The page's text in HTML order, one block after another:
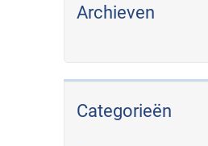
Archieven
Categorieën